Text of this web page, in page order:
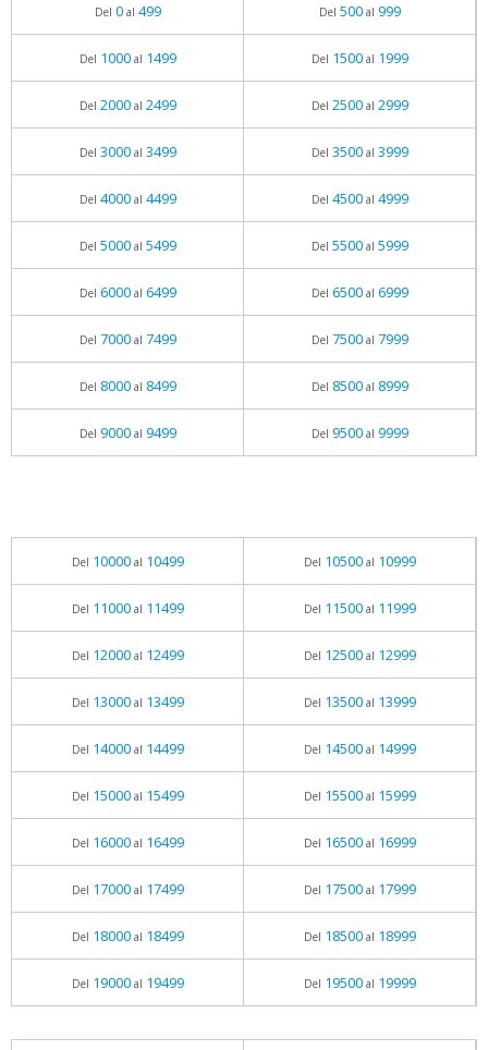
Del 0al 499 Del 500al 999
Del 1000al 1499 Del 1500al 1999
Del 2000al 2499 Del 2500al 2999
Del 3000al 3499 Del 3500al 3999
Del 4000al 4499 Del 4500al 4999
Del 5000al 5499 Del 5500al 5999
Del 6000al 6499 Del 6500al 6999
Del 7000al 7499 Del 7500al 7999
Del 8000al 8499 Del 8500al 8999
Del 9000al 9499 Del 9500al 9999
Del 10000al 10499 Del 10500al 10999
Del 11000al 11499 Del 11500al 11999
Del 12000al 12499 Del 12500al 12999
Del 13000al 13499 Del 13500al 13999
Del 14000al 14499 Del 14500al 14999
Del 15000al 15499 Del 15500al 15999
Del 16000al 16499 Del 16500al 16999
Del 17000al 17499 Del 17500al 17999
Del 18000al 18499 Del 18500al 18999
Del 19000al 19499 Del 19500al 19999